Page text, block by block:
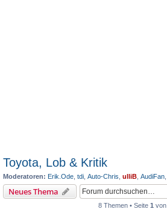
Toyota, Lob & Kritik
Moderatoren: Erik.Ode tdi Auto-Chris ulliB AudiFan
Neues Thema
8 Themen • Seite 1 von